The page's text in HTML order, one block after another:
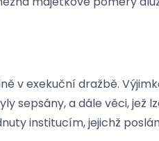
v exekuční dražbě.
sepsány, a dále věci, jež
institucím, jejichž